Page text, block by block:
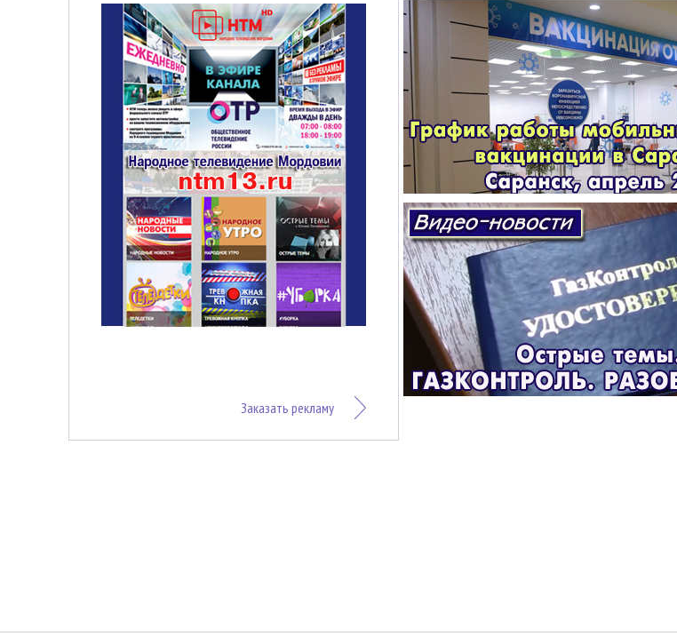
Заказать рекламу